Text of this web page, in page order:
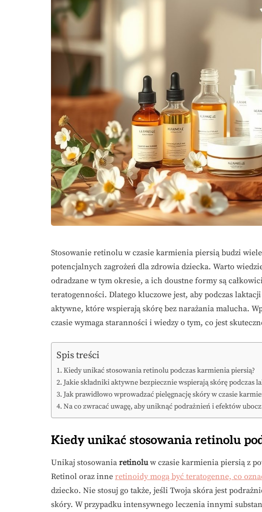
Stosowanie retinolu w czasie karmienia piersią budzi
potencjalnych zagrożeń dla zdrowia dziecka. Warto
odradzane w tym okresie, a ich doustne formy są
teratogenności. Dlatego kluczowe jest, aby podczas
aktywne, które wspierają skórę bez narażania malucha.
czasie wymaga staranności i wiedzy o tym, co jest
Spis treści
Kiedy unikać stosowania retinolu podczas karmienia piersią?
Jakie składniki aktywne bezpiecznie wspierają skórę podczas
Jak prawidłowo wprowadzać pielęgnację skóry w czasie
Na co zwracać uwagę, aby uniknąć podrażnień i efektów
Kiedy unikać stosowania retinolu
Unikaj stosowania retinoluw czasie karmienia piersią z
Retinol oraz inne retinoidy mogą być teratogenne, co
dziecko. Nie stosuj go także, jeśli Twoja skóra jest
skóry. W przypadku intensywnego leczenia innymi